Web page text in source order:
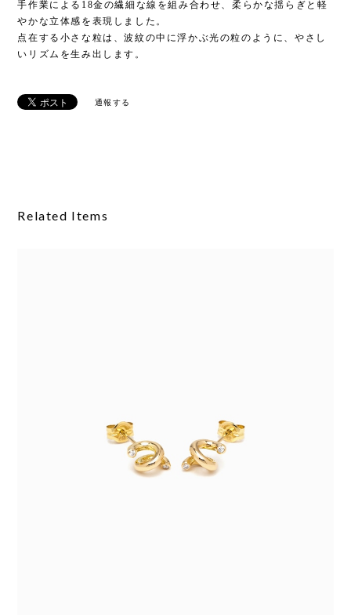
手作業による18金の繊細な線を組み合わせ、柔らかな揺らぎと軽
やかな立体感を表現しました。
点在する小さな粒は、波紋の中に浮かぶ光の粒のように、やさし
いリズムを生み出します。
通報する
Related Items